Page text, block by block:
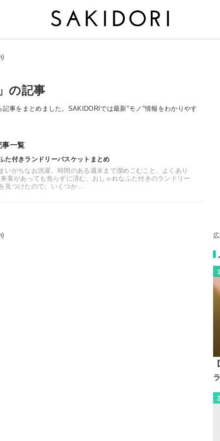
の記事
事をまとめました。SAKIDORIでは最新"モノ"情報をわかりやす
一覧
た付きランドリーバスケットまとめ
いがちなお洗濯。時間のある週末まで溜めこむこと、よくあり
客があっても焦らずに済む、おしゃれなふた付きのランドリー
見つけたので、いくつか...